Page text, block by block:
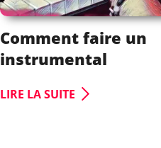
Comment faire un
instrumental
LIRE LA SUITE